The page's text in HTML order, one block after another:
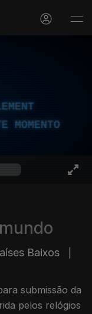
MOMENTO
Baixos
submissão da
pelos relógios